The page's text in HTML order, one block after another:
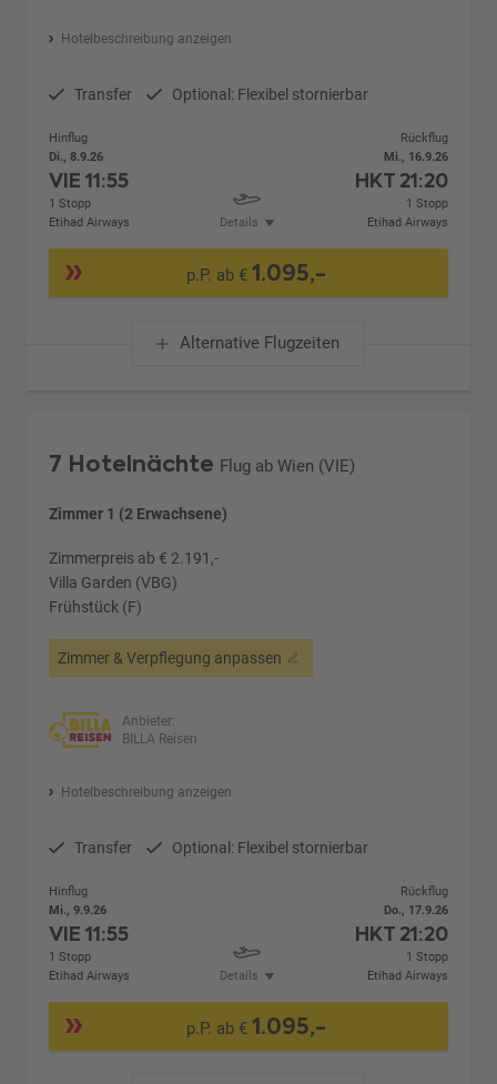
Hotelbeschreibung anzeigen
Transfer Optional: Flexibel stornierbar
Hinflug
Di., 8.9.26
VIE11:55
1 Stopp
Etihad Airways
Details
Rückflug
Mi., 16.9.26
HKT 21:20
1 Stopp
Etihad Airways
p.P. ab €1.095,-
Alternative Flugzeiten
7 Hotelnächte Flug ab Wien (VIE)
Zimmer 1 (2 Erwachsene)
Zimmerpreis ab € 2.191,-
Villa Garden (VBG)
Frühstück (F)
Zimmer & Verpflegung anpassen
Anbieter:
BILLA Reisen
Hotelbeschreibung anzeigen
Transfer Optional: Flexibel stornierbar
Hinflug
Mi., 9.9.26
VIE11:55
1 Stopp
Etihad Airways
Details
Rückflug
Do., 17.9.26
HKT 21:20
1 Stopp
Etihad Airways
p.P. ab €1.095,-